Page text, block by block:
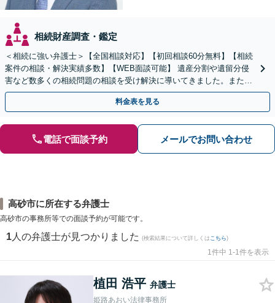
相続財産調査・鑑定
＜相続に強い弁護士＞【全国相談対応】【初回相談60分無料】【相続
案件の相談・解決実績多数】【WEB面談可能】 遺産分割や遺留分侵
害など数多くの相続問題の相談を受け解決に導いてきました。また、
過去に１００件超の遺言作成のお手伝いをしました。
料金表を見る
電話で面談予約 メールでお問い合わせ
高砂市に所在する弁護士
高砂市の事務所等での面談予約が可能です。
1 人の弁護士が見つかりました (検索結果について詳しくは こちら)
1件中 1-1件を表示
植田 浩平 弁護士
姫路あおい法律事務所